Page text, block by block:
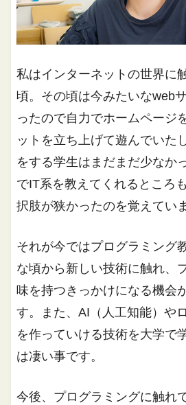
私はインターネットの世界に
頃。その頃は今みたいなweb
ったので自力でホームページ
ットを立ち上げて遊んでいた
をする学生はまだまだ少なか
でIT系を教えてくれるところ
択肢が狭かったのを覚えてい
それが今ではプログラミング
な頃から新しい技術に触れ、
味を持つきっかけになる機会
す。また、AI（人工知能）や
を作っていける技術を大学で
は凄い事です。
今後、プログラミングに触れ